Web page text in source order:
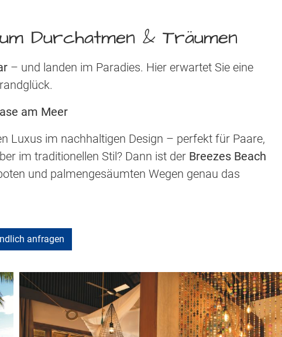
Durchatmen & Träumen
– und landen im Paradies. Hier erwartet Sie eine
am Meer
Luxus im nachhaltigen Design – perfekt für Paare,
im traditionellen Stil? Dann ist der Breezes Beach
und palmengesäumten Wegen genau das
anfragen